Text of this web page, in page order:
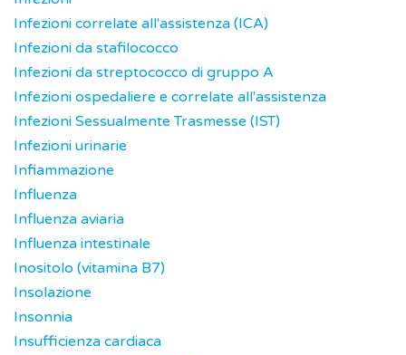
Infezioni correlate all'assistenza (ICA)
Infezioni da stafilococco
Infezioni da streptococco di gruppo A
Infezioni ospedaliere e correlate all'assistenza
Infezioni Sessualmente Trasmesse (IST)
Infezioni urinarie
Infiammazione
Influenza
Influenza aviaria
Influenza intestinale
Inositolo (vitamina B7)
Insolazione
Insonnia
Insufficienza cardiaca